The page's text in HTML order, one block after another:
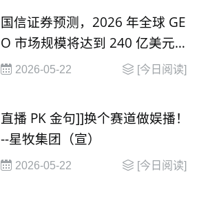
国信证券预测，2026 年全球 GE
O 市场规模将达到 240 亿美元，
并在2030年有望达到 1000 亿美
2026-05-22 [今日阅读]
直播 PK 金句]]换个赛道做娱播！
--星牧集团（宣）
2026-05-22 [今日阅读]